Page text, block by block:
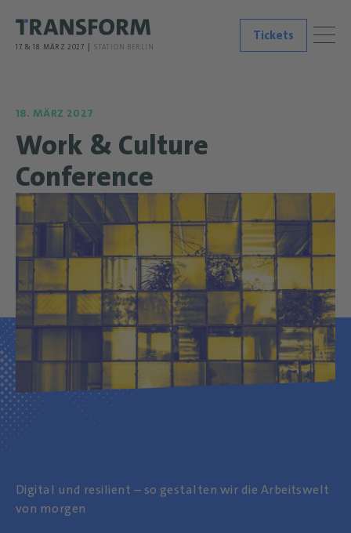
17. & 18. MÄRZ 2027 STATION BERLIN
Tickets
18. MÄRZ 2027
Work & Culture
Conference
Digital und resilient – so gestalten wir die Arbeitswelt
von morgen